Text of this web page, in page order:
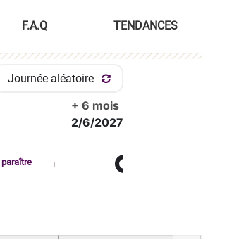
F.A.Q TENDANCES
Journée aléatoire
+ 6 mois
2/6/2027